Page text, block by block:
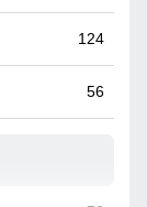
124
56